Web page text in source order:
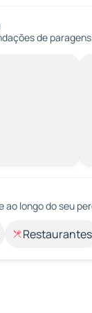
de
ao longo do seu
Restaurantes